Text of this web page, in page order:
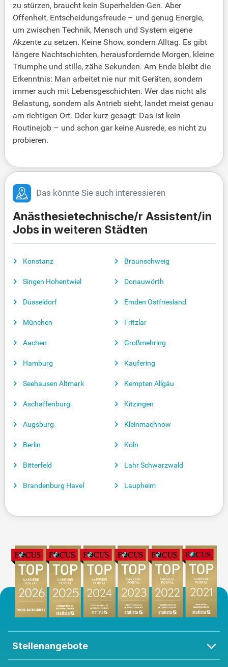
zu stürzen, braucht kein Superhelden-Gen. Aber
Offenheit, Entscheidungsfreude – und genug Energie,
um zwischen Technik, Mensch und System eigene
Akzente zu setzen. Keine Show, sondern Alltag. Es gibt
längere Nachtschichten, herausfordernde Morgen, kleine
Triumphe und stille, zähe Sekunden. Am Ende bleibt die
Erkenntnis: Man arbeitet nie nur mit Geräten, sondern
immer auch mit Lebensgeschichten. Wer das nicht als
Belastung, sondern als Antrieb sieht, landet meist genau
am richtigen Ort. Oder kurz gesagt: Das ist kein
Routinejob – und schon gar keine Ausrede, es nicht zu
probieren.
Das könnte Sie auch interessieren
Anästhesietechnische/r Assistent/in
Jobs in weiteren Städten
Konstanz
Singen Hohentwiel
Düsseldorf
München
Aachen
Hamburg
Seehausen Altmark
Aschaffenburg
Augsburg
Berlin
Bitterfeld
Brandenburg Havel
Braunschweig
Donauwörth
Emden Ostfriesland
Fritzlar
Großmehring
Kaufering
Kempten Allgäu
Kitzingen
Kleinmachnow
Köln
Lahr Schwarzwald
Laupheim
Stellenangebote